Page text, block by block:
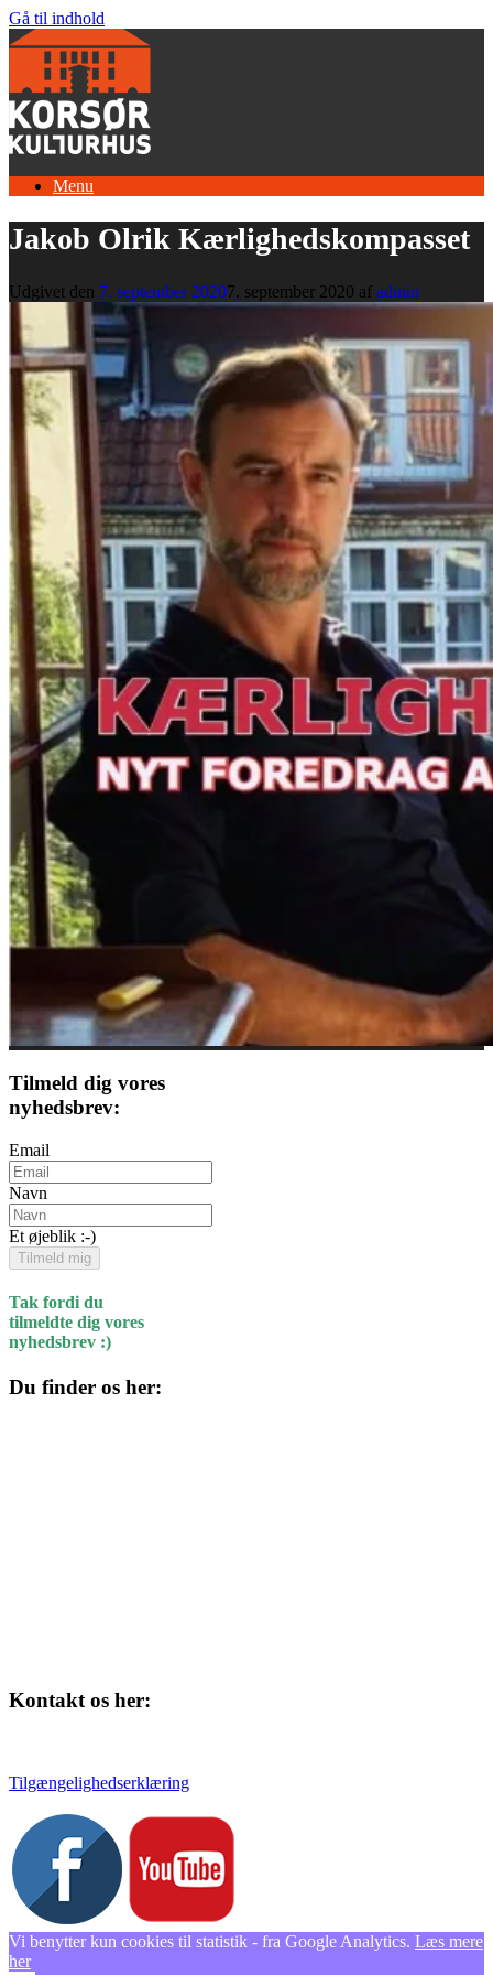
Gå til indhold
Menu
Jakob Olrik Kærlighedskompasset
Udgivet den 7. september 20207. september 2020 af admin
Tilmeld dig vores
nyhedsbrev:
Email
Navn
Et øjeblik :-)
Tilmeld mig
Tak fordi du
tilmeldte dig vores
nyhedsbrev :)
Du finder os her:
Kontakt os her:
Tilgængelighedserklæring
Vi benytter kun cookies til statistik - fra Google Analytics. Læs mere
her